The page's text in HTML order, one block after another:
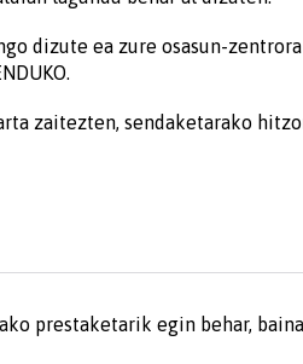
dizute ea zure osasun-
zaitezten, sendaketarako
prestaketarik egin behar,